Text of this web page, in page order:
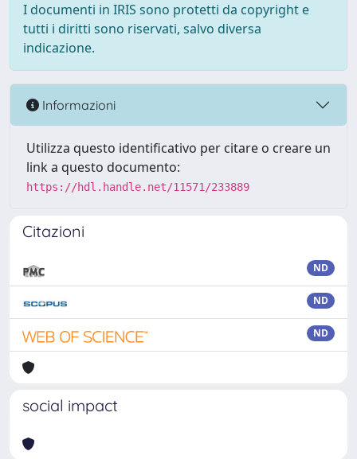
I documenti in IRIS sono protetti da copyright e
tutti i diritti sono riservati, salvo diversa
indicazione.
Informazioni
Utilizza questo identificativo per citare o creare un
link a questo documento:
https://hdl.handle.net/11571/233889
Citazioni
ND
ND
ND
social impact